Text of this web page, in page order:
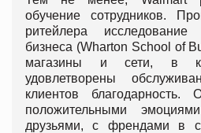
обучение сотрудников.
ритейлера
бизнеса (Wharton School of
магазины и сети, в
удовлетворены
клиентов благодарность.
положительными
друзьями, с френдами в